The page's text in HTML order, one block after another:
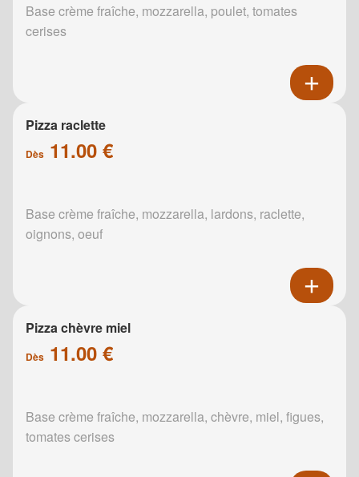
Base crème fraîche, mozzarella, poulet, tomates
cerises
Pizza raclette
Dès 11.00 €
Base crème fraîche, mozzarella, lardons, raclette,
oignons, oeuf
Pizza chèvre miel
Dès 11.00 €
Base crème fraîche, mozzarella, chèvre, miel, figues,
tomates cerises